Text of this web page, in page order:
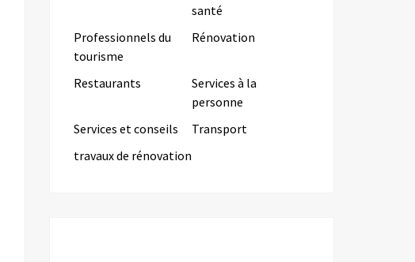
santé
Professionnels du
tourisme
Rénovation
Restaurants
Services à la
personne
Services et conseils
Transport
travaux de rénovation